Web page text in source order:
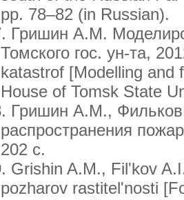
pp. 78–82 (in Russian).
Гришин А.М.
Томского гос. ун-та,
katastrof [Modelling and
House of Tomsk State
Гришин А.М., Фильков
распространения
202 с.
Grishin A.M., Fil'kov
pozharov rastitel'nosti